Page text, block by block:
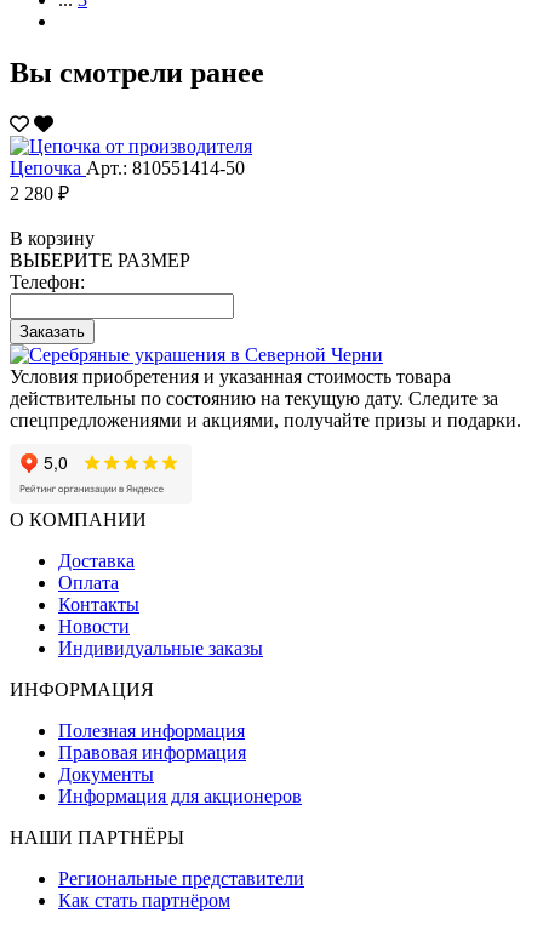
Вы смотрели ранее
Цепочка Арт.: 810551414-50
2 280 ₽
В корзину
ВЫБЕРИТЕ РАЗМЕР
Телефон:
Заказать
Условия приобретения и указанная стоимость товара
действительны по состоянию на текущую дату. Следите за
спецпредложениями и акциями, получайте призы и подарки.
О КОМПАНИИ
Доставка
Оплата
Контакты
Новости
Индивидуальные заказы
ИНФОРМАЦИЯ
Полезная информация
Правовая информация
Документы
Информация для акционеров
НАШИ ПАРТНЁРЫ
Региональные представители
Как стать партнёром